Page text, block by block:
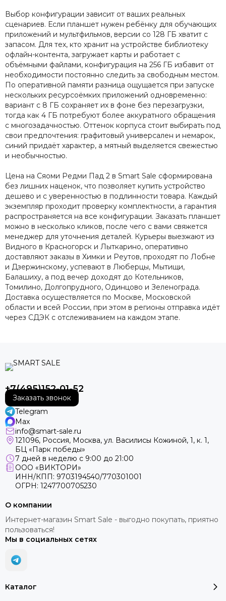
Выбор конфигурации зависит от ваших реальных
сценариев. Если планшет нужен ребёнку для обучающих
приложений и мультфильмов, версии со 128 ГБ хватит с
запасом. Для тех, кто хранит на устройстве библиотеку
офлайн-контента, загружает карты и работает с
объёмными файлами, конфигурация на 256 ГБ избавит от
необходимости постоянно следить за свободным местом.
По оперативной памяти разница ощущается при запуске
нескольких ресурсоёмких приложений одновременно:
вариант с 8 ГБ сохраняет их в фоне без перезагрузки,
тогда как 4 ГБ потребуют более аккуратного обращения
с многозадачностью. Оттенок корпуса стоит выбирать под
свои предпочтения: графитовый универсален и немарок,
синий придаёт характер, а мятный выделяется свежестью
и необычностью.
Цена на Сяоми Редми Пад 2 в Smart Sale сформирована
без лишних наценок, что позволяет купить устройство
дешево и с уверенностью в подлинности товара. Каждый
экземпляр проходит проверку комплектности, а гарантия
распространяется на все конфигурации. Заказать планшет
можно в несколько кликов, после чего с вами свяжется
менеджер для уточнения деталей. Курьеры выезжают из
Видного в Красногорск и Лыткарино, оперативно
доставляют заказы в Химки и Реутов, проходят по Лобне
и Дзержинскому, успевают в Люберцы, Мытищи,
Балашиху, а под вечер доходят до Котельников,
Томилино, Долгопрудного, Одинцово и Зеленограда.
Доставка осуществляется по Москве, Московской
области и всей России, при этом в регионы отправка идёт
через СДЭК с отслеживанием на каждом этапе.
+7(495)152-01-52
Заказать звонок
Telegram
Max
info@smart-sale.ru
121096, Россия, Москва, ул. Василисы Кожиной, 1, к. 1,
БЦ «Парк победы»
7 дней в неделю с 9:00 до 21:00
ООО «ВИКТОРИ»
ИНН/КПП: 9703194540/770301001
ОГРН: 1247700705230
Каталог
О компании
Интернет-магазин Smart Sale - выгодно покупать, приятно
пользоваться!
Мы в социальных сетях